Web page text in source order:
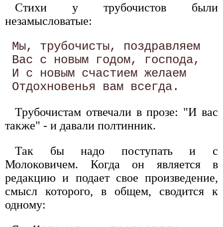
Стихи у трубочистов были
незамысловатые:
Мы, трубочисты, поздравляем
Вас с новым годом, господа,
И с новым счастием желаем
Трубочистам отвечали в прозе: "И вас
также" - и давали полтинник.
Так бы надо поступать и с
Молоковичем. Когда он является в
редакцию и подает свое произведение,
смысл которого, в общем, сводится к
одному: